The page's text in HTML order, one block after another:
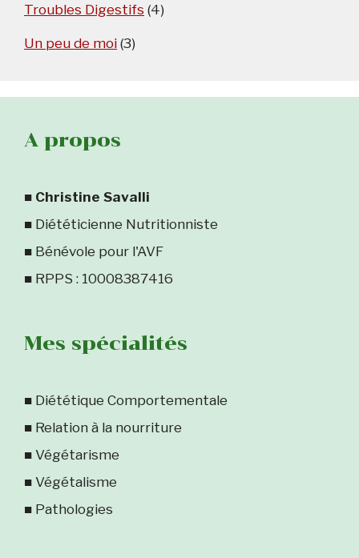
Troubles Digestifs (4)
Un peu de moi (3)
A propos
■ Christine Savalli
■ Diététicienne Nutritionniste
■ Bénévole pour l'AVF
■ RPPS : 10008387416
Mes spécialités
■ Diététique Comportementale
■ Relation à la nourriture
■ Végétarisme
■ Végétalisme
■ Pathologies